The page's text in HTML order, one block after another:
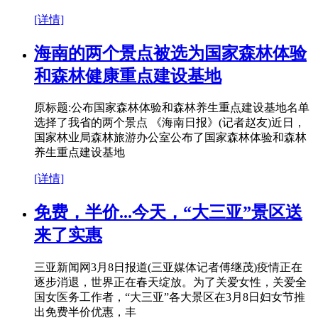
[详情]
海南的两个景点被选为国家森林体验
和森林健康重点建设基地
原标题:公布国家森林体验和森林养生重点建设基地名单
选择了我省的两个景点 《海南日报》(记者赵友)近日，
国家林业局森林旅游办公室公布了国家森林体验和森林
养生重点建设基地
[详情]
免费，半价...今天，“大三亚”景区送
来了实惠
三亚新闻网3月8日报道(三亚媒体记者傅继茂)疫情正在
逐步消退，世界正在春天绽放。为了关爱女性，关爱全
国女医务工作者，“大三亚”各大景区在3月8日妇女节推
出免费半价优惠，丰